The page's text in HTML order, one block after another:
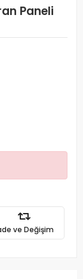
Paneli
ve Değişim